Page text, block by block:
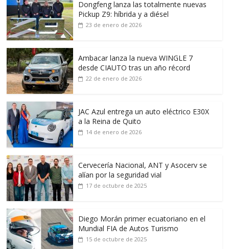
Dongfeng lanza las totalmente nuevas
Pickup Z9: híbrida y a diésel
23 de enero de 2026
Ambacar lanza la nueva WINGLE 7
desde CIAUTO tras un año récord
22 de enero de 2026
JAC Azul entrega un auto eléctrico E30X
a la Reina de Quito
14 de enero de 2026
Cervecería Nacional, ANT y Asocerv se
alían por la seguridad vial
17 de octubre de 2025
Diego Morán primer ecuatoriano en el
Mundial FIA de Autos Turismo
15 de octubre de 2025